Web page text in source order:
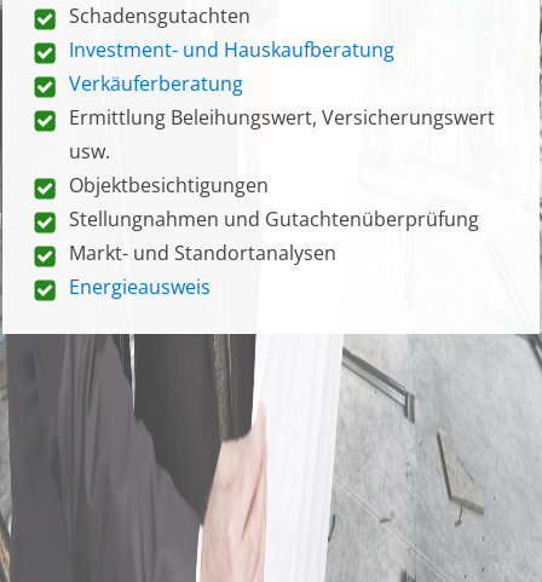
Schadensgutachten
Investment- und Hauskaufberatung
Verkäuferberatung
Ermittlung Beleihungswert, Versicherungswert
usw.
Objektbesichtigungen
Stellungnahmen und Gutachtenüberprüfung
Markt- und Standortanalysen
Energieausweis